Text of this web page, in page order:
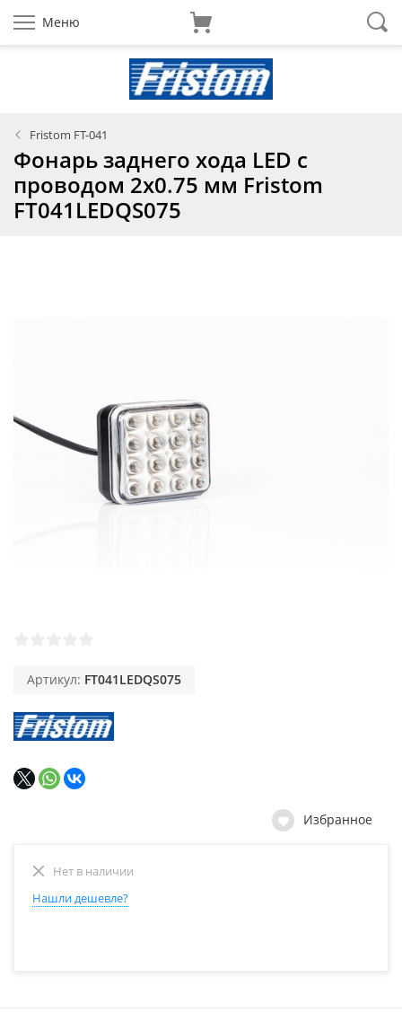
Меню
Fristom FT-041
Фонарь заднего хода LED с
проводом 2x0.75 мм Fristom
FT041LEDQS075
Артикул: FT041LEDQS075
Избранное
Нет в наличии
Нашли дешевле?